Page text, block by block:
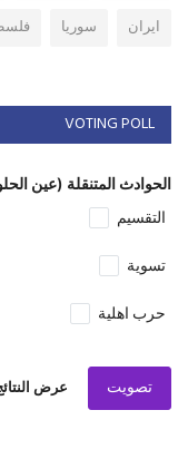
ايران
سوريا
VOTING POLL
الحوادث المتنقلة (عين
التقسيم
تسوية
حرب اهلية
تصويت عرض